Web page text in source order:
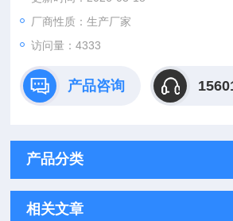
厂商性质：生产厂家
访问量：4333
产品咨询
产品分类
相关文章